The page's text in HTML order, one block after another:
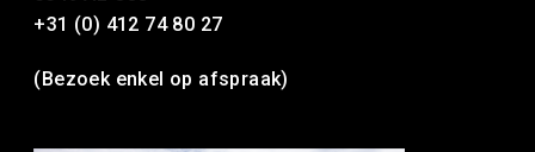
+31 (0) 412 74 80 27
(Bezoek enkel op afspraak)